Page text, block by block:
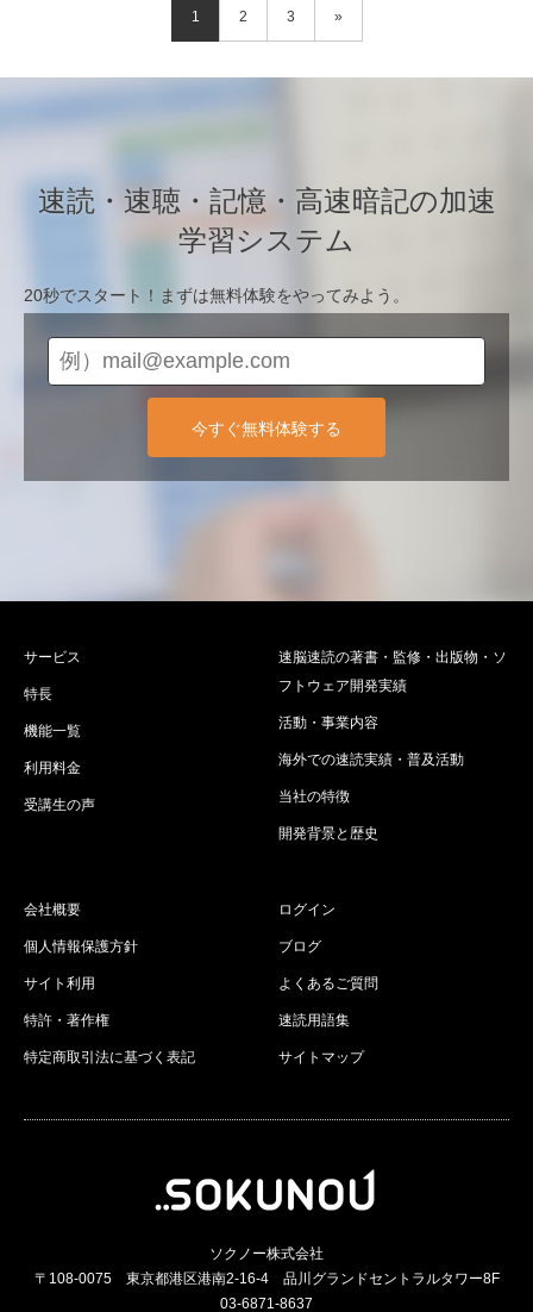
1 2 3 »
速読・速聴・記憶・高速暗記の加速
学習システム
20秒でスタート！まずは無料体験をやってみよう。
今すぐ無料体験する
サービス
特長
機能一覧
利用料金
受講生の声
速脳速読の著書・監修・出版物・ソ
フトウェア開発実績
活動・事業内容
海外での速読実績・普及活動
当社の特徴
開発背景と歴史
会社概要
個人情報保護方針
サイト利用
特許・著作権
特定商取引法に基づく表記
ログイン
ブログ
よくあるご質問
速読用語集
サイトマップ
ソクノー株式会社
〒108-0075 東京都港区港南2-16-4 品川グランドセントラルタワー8F
03-6871-8637